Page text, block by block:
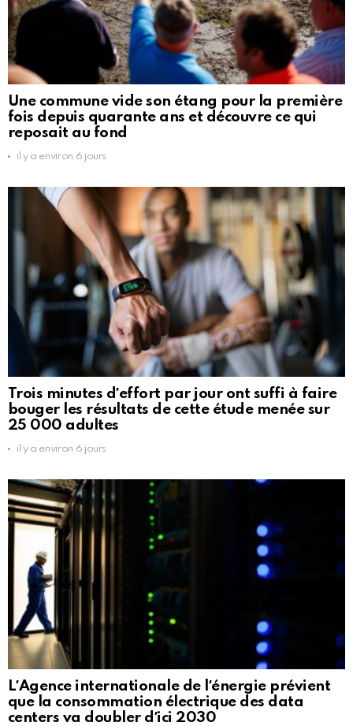
Une commune vide son étang pour la première
fois depuis quarante ans et découvre ce qui
reposait au fond
il y a environ 6 jours
Trois minutes dʼeffort par jour ont suffi à faire
bouger les résultats de cette étude menée sur
25 000 adultes
il y a environ 6 jours
LʼAgence internationale de lʼénergie prévient
que la consommation électrique des data
centers va doubler dʼici 2030